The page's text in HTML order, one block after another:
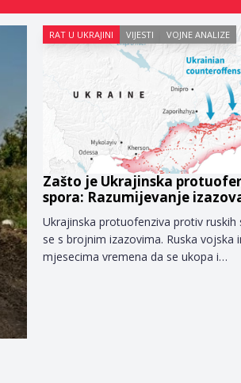
RAT U UKRAJINI VIJESTI VOJNE ANALIZE
Zašto je Ukrajinska
spora: Razumijevanje
Ukrajinska protuofenziva protiv ruskih
se s brojnim izazovima. Ruska vojska
mjesecima vremena da se ukopa i…